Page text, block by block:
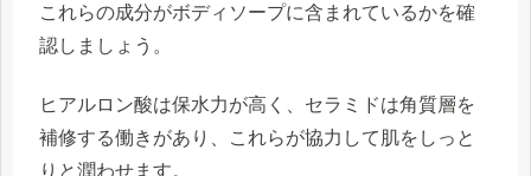
これらの成分がボディソープに含まれているかを確
認しましょう。
ヒアルロン酸は保水力が高く、セラミドは角質層を
補修する働きがあり、これらが協力して肌をしっと
りと潤わせます。